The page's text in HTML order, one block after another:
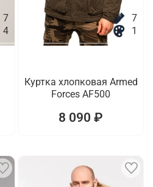
7
4
7
1
Куртка хлопковая Armed
Forces AF500
8 090 ₽